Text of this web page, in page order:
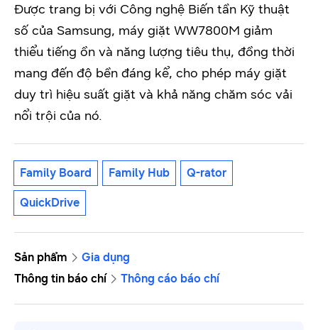
Được trang bị với Công nghệ Biến tần Kỹ thuật
số của Samsung, máy giặt WW7800M giảm
thiểu tiếng ồn và năng lượng tiêu thụ, đồng thời
mang đến độ bền đáng kể, cho phép máy giặt
duy trì hiệu suất giặt và khả năng chăm sóc vải
nổi trội của nó.
Family Board Family Hub Q-rator
QuickDrive
Sản phẩm
Gia dụng
Thông tin báo chí
Thông cáo báo chí